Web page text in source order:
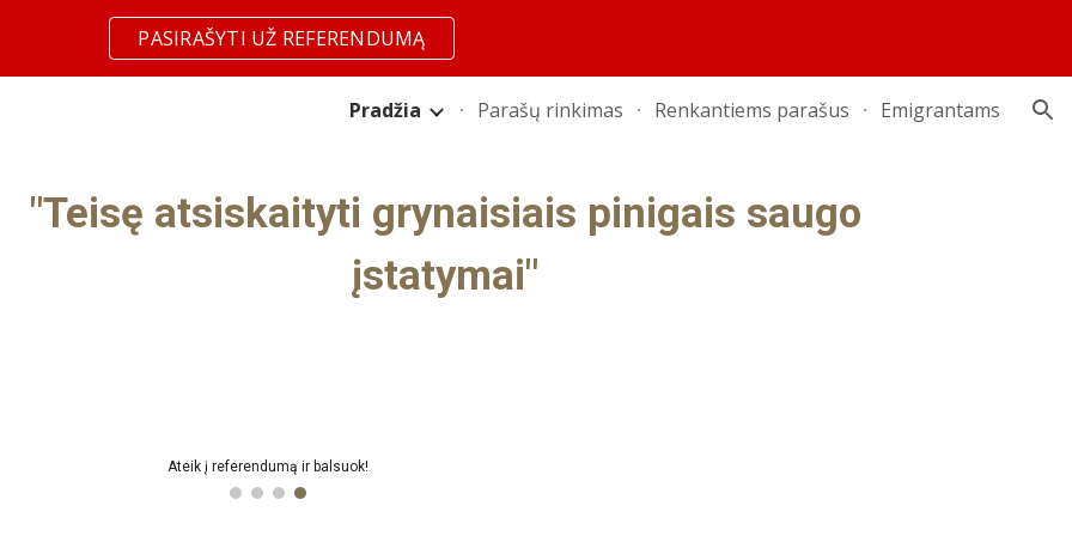
to main content Skip to navigation
PASIRAŠYTI UŽ REFERENDUMĄ
Pradžia Parašų rinkimas Renkantiems parašus Emigrantams
"Teisę atsiskaityti grynaisiais pinigais saugo
įstatymai"
Pasirašyk už referendumo paskelbimą!